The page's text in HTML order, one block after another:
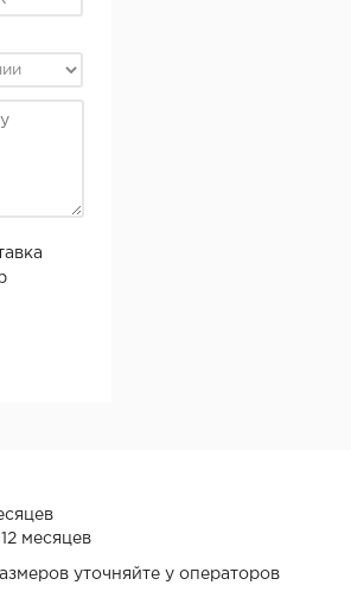
месяцев
уточняйте у операторов